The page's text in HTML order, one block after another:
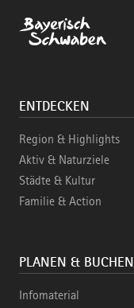
ENTDECKEN
Region & Highlights
Aktiv & Naturziele
Städte & Kultur
Familie & Action
PLANEN & BUCHEN
Infomaterial